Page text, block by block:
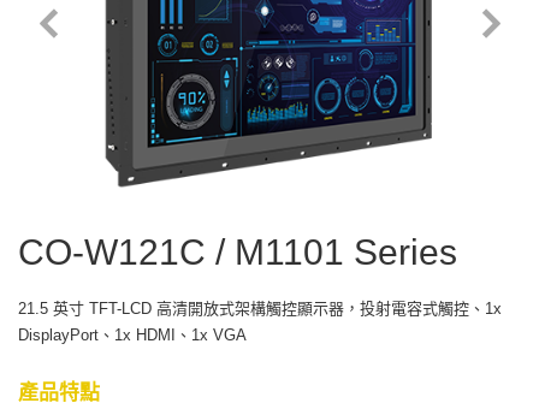
CO-W121C / M1101 Series
21.5 英寸 TFT-LCD 高清開放式架構觸控顯示器，投射電容式觸控、1x
DisplayPort、1x HDMI、1x VGA
產品特點